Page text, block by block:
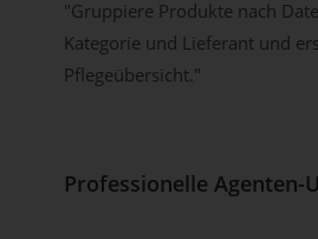
"Gruppiere Produkte nach
Kategorie und Lieferant und
Pflegeübersicht."
Professionelle Agenten-